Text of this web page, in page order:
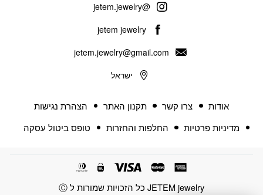
אודות צרו קשר תקנון האתר
הצהרת נגישות
מדיניות פרטיות
החלפות והחזרות טופס ביטול עסקה
@jetem.jewelry
jetem jewelry
jetem.jewelry@gmail.com
ישראל
JETEM jewelry כל הזכויות שמורות ל Ⓒ